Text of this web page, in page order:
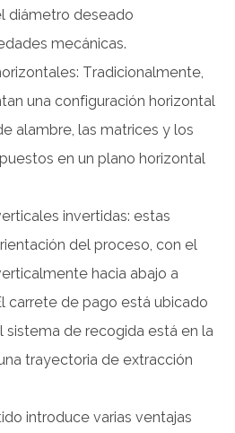
diámetro deseado
mecánicas.
Tradicionalmente,
una configuración horizontal
alambre, las matrices y los
en un plano horizontal
invertidas: estas
del proceso, con el
hacia abajo a
carrete de pago está ubicado
sistema de recogida está en la
trayectoria de extracción
introduce varias ventajas